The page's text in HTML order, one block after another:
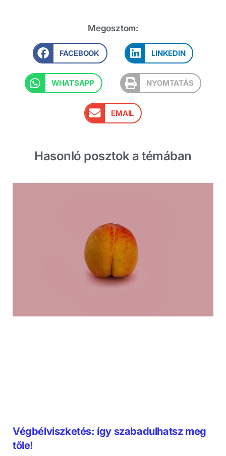
Megosztom:
FACEBOOK LINKEDIN
WHATSAPP NYOMTATÁS
EMAIL
Hasonló posztok a témában
Végbélviszketés: így szabadulhatsz meg
tőle!